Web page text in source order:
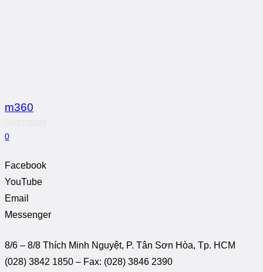
m360
0
Facebook
YouTube
Email
Messenger
8/6 – 8/8 Thích Minh Nguyệt, P. Tân Sơn Hòa, Tp. HCM
(028) 3842 1850 – Fax: (028) 3846 2390